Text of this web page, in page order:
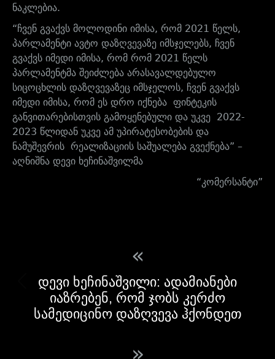
ნაკლებია.
“ჩვენ გვაქვს მოლოდინი იმისა, რომ 2021 წელს,
პარლამენტი ავტო დაზღვევაზე იმსჯელებს, ჩვენ
გვაქვს იმედი იმისა, რომ რომ 2021 წელს
პარლამენტმა შეიძლება არასავალდებულო
სიცოცხლის დაზღვევაზეც იმსჯელოს, ჩვენ გვაქვს
იმედი იმისა, რომ ეს დრო იქნება ფინტეკის
განვითარებისთვის გამოყენებული და უკვე 2022-
2023 წლიდან უკვე ამ უპირატესობების და
ნამუშევრის რეალიზაციის საშუალება გვექნება” –
აღნიშნა დევი ხეჩინაშვილმა
“კომერსანტი”
«
დევი ხეჩინაშვილი: ადამიანები
იაზრებენ, რომ ჯობს კერძო
სამედიცინო დაზღვევა ჰქონდეთ
»